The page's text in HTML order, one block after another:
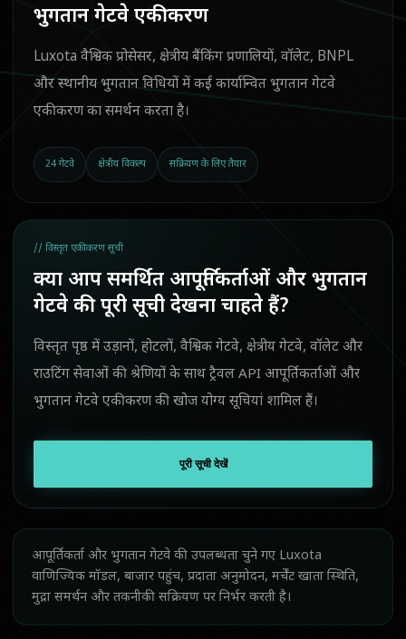
भुगतान गेटवे एकीकरण
Luxota वैश्विक प्रोसेसर, क्षेत्रीय बैंकिंग प्रणालियों, वॉलेट, BNPL
और स्थानीय भुगतान विधियों में कई कार्यान्वित भुगतान गेटवे
एकीकरण का समर्थन करता है।
24 गेटवे क्षेत्रीय विकल्प सक्रियण के लिए तैयार
// विस्तृत एकीकरण सूची
क्या आप समर्थित आपूर्तिकर्ताओं और भुगतान
गेटवे की पूरी सूची देखना चाहते हैं?
विस्तृत पृष्ठ में उड़ानों, होटलों, वैश्विक गेटवे, क्षेत्रीय गेटवे, वॉलेट और
राउटिंग सेवाओं की श्रेणियों के साथ ट्रैवल API आपूर्तिकर्ताओं और
भुगतान गेटवे एकीकरण की खोज योग्य सूचियां शामिल हैं।
पूरी सूची देखें
आपूर्तिकर्ता और भुगतान गेटवे की उपलब्धता चुने गए Luxota
वाणिज्यिक मॉडल, बाजार पहुंच, प्रदाता अनुमोदन, मर्चेंट खाता स्थिति,
मुद्रा समर्थन और तकनीकी सक्रियण पर निर्भर करती है।